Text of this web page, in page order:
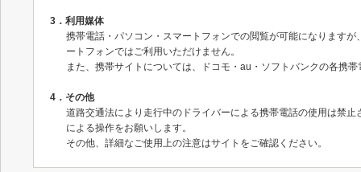
3．利用媒体
携帯電話・パソコン・スマートフォンでの閲覧が可能になります
ートフォンではご利用いただけません。
また、携帯サイトについては、ドコモ・au・ソフトバンクの各携
4．その他
道路交通法により走行中のドライバーによる携帯電話の使用は禁
による操作をお願いします。
その他、詳細なご使用上の注意はサイトをご確認ください。